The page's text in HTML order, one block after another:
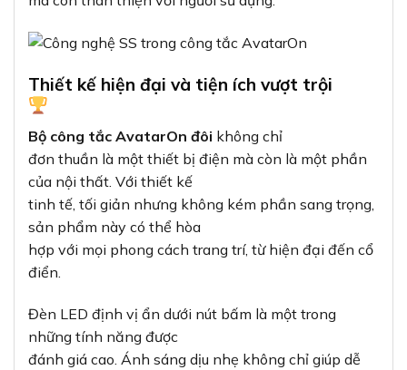
Thiết kế hiện đại và tiện ích vượt trội
Bộ công tắc AvatarOn đôi không chỉ
đơn thuần là một thiết bị điện mà còn là một phần
của nội thất. Với thiết kế
tinh tế, tối giản nhưng không kém phần sang trọng,
sản phẩm này có thể hòa
hợp với mọi phong cách trang trí, từ hiện đại đến cổ
điển.
Đèn LED định vị ẩn dưới nút bấm là một trong
những tính năng được
đánh giá cao. Ánh sáng dịu nhẹ không chỉ giúp dễ